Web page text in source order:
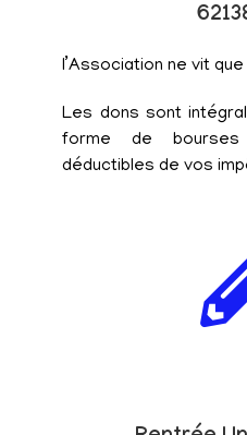
l’Association ne vit
Les dons sont
forme de
déductibles de vos